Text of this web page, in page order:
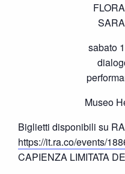
sabato
Museo
Biglietti disponibili su
https://it.ra.co/events/
CAPIENZA LIMITATA